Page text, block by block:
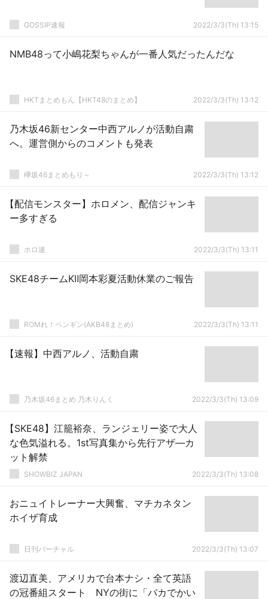
GOSSIP速報 2022/3/3(Th) 13:15
NMB48って小嶋花梨ちゃんが一番人気だったんだな
HKTまとめもん【HKT48のまとめ】 2022/3/3(Th) 13:12
乃木坂46新センター中西アルノが活動自粛
へ。運営側からのコメントも発表
欅坂46まとめもり～ 2022/3/3(Th) 13:12
【配信モンスター】ホロメン、配信ジャンキ
ー多すぎる
ホロ速 2022/3/3(Th) 13:11
SKE48チームKⅡ岡本彩夏活動休業のご報告
ROMれ！ペンギン(AKB48まとめ) 2022/3/3(Th) 13:11
【速報】中西アルノ、活動自粛
乃木坂46まとめ 乃木りんく 2022/3/3(Th) 13:09
【SKE48】江籠裕奈、ランジェリー姿で大人
な色気溢れる。1st写真集から先行アザ―カ
ット解禁
SHOWBIZ JAPAN 2022/3/3(Th) 13:08
おニュイトレーナー大興奮、マチカネタン
ホイザ育成
日刊バーチャル 2022/3/3(Th) 13:07
渡辺直美、アメリカで台本ナシ・全て英語
の冠番組スタート NYの街に「バカでかい